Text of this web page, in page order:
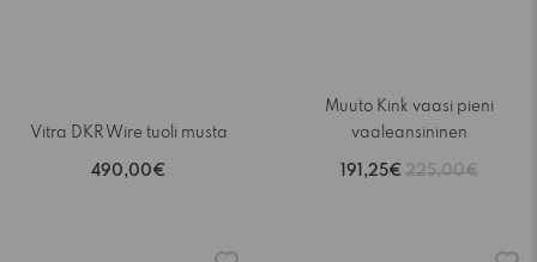
Vitra DKR Wire tuoli musta
490,00€
Muuto Kink vaasi pieni
vaaleansininen
191,25€ 225,00€